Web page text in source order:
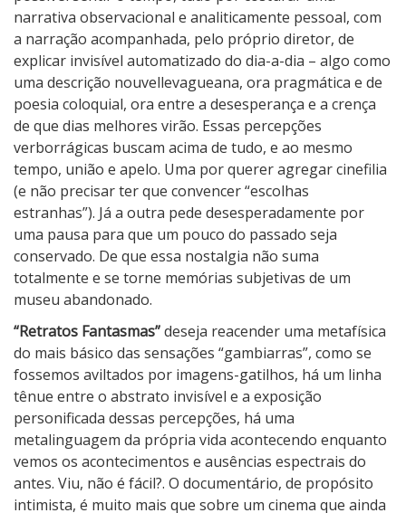
narrativa observacional e analiticamente pessoal, com
a narração acompanhada, pelo próprio diretor, de
explicar invisível automatizado do dia-a-dia – algo como
uma descrição nouvellevagueana, ora pragmática e de
poesia coloquial, ora entre a desesperança e a crença
de que dias melhores virão. Essas percepções
verborrágicas buscam acima de tudo, e ao mesmo
tempo, união e apelo. Uma por querer agregar cinefilia
(e não precisar ter que convencer “escolhas
estranhas”). Já a outra pede desesperadamente por
uma pausa para que um pouco do passado seja
conservado. De que essa nostalgia não suma
totalmente e se torne memórias subjetivas de um
museu abandonado.
“Retratos Fantasmas”deseja reacender uma metafísica
do mais básico das sensações “gambiarras”, como se
fossemos aviltados por imagens-gatilhos, há um linha
tênue entre o abstrato invisível e a exposição
personificada dessas percepções, há uma
metalinguagem da própria vida acontecendo enquanto
vemos os acontecimentos e ausências espectrais do
antes. Viu, não é fácil?. O documentário, de propósito
intimista, é muito mais que sobre um cinema que ainda